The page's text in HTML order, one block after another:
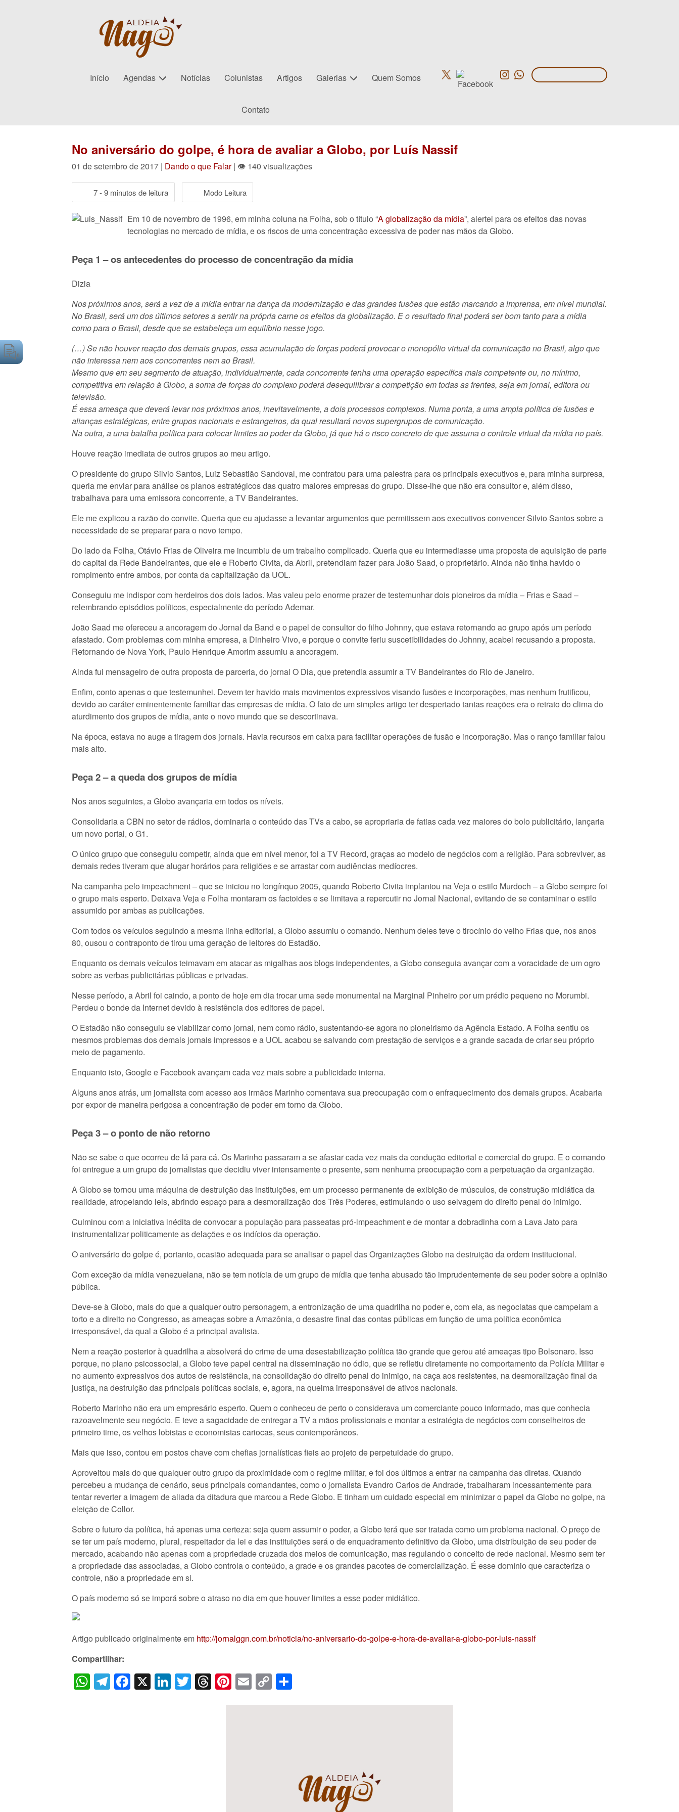
Início Agendas Notícias Colunistas Artigos Galerias Quem Somos
Contato
No aniversário do golpe, é hora de avaliar a Globo, por Luís Nassif
01 de setembro de 2017 | Dando o que Falar| 👁 140 visualizações
7 - 9 minutos de leitura Modo Leitura
Em 10 de novembro de 1996, em minha coluna na Folha, sob o título “A globalização da mídia”, alertei para os efeitos das novas
tecnologias no mercado de mídia, e os riscos de uma concentração excessiva de poder nas mãos da Globo.
Peça 1 – os antecedentes do processo de concentração da mídia
Dizia
Nos próximos anos, será a vez de a mídia entrar na dança da modernização e das grandes fusões que estão marcando a imprensa, em nível mundial.
No Brasil, será um dos últimos setores a sentir na própria carne os efeitos da globalização. E o resultado final poderá ser bom tanto para a mídia
como para o Brasil, desde que se estabeleça um equilíbrio nesse jogo.
(…) Se não houver reação dos demais grupos, essa acumulação de forças poderá provocar o monopólio virtual da comunicação no Brasil, algo que
não interessa nem aos concorrentes nem ao Brasil.
Mesmo que em seu segmento de atuação, individualmente, cada concorrente tenha uma operação específica mais competente ou, no mínimo,
competitiva em relação à Globo, a soma de forças do complexo poderá desequilibrar a competição em todas as frentes, seja em jornal, editora ou
televisão.
É essa ameaça que deverá levar nos próximos anos, inevitavelmente, a dois processos complexos. Numa ponta, a uma ampla política de fusões e
alianças estratégicas, entre grupos nacionais e estrangeiros, da qual resultará novos supergrupos de comunicação.
Na outra, a uma batalha política para colocar limites ao poder da Globo, já que há o risco concreto de que assuma o controle virtual da mídia no país.
Houve reação imediata de outros grupos ao meu artigo.
O presidente do grupo Silvio Santos, Luiz Sebastião Sandoval, me contratou para uma palestra para os principais executivos e, para minha surpresa,
queria me enviar para análise os planos estratégicos das quatro maiores empresas do grupo. Disse-lhe que não era consultor e, além disso,
trabalhava para uma emissora concorrente, a TV Bandeirantes.
Ele me explicou a razão do convite. Queria que eu ajudasse a levantar argumentos que permitissem aos executivos convencer Silvio Santos sobre a
necessidade de se preparar para o novo tempo.
Do lado da Folha, Otávio Frias de Oliveira me incumbiu de um trabalho complicado. Queria que eu intermediasse uma proposta de aquisição de parte
do capital da Rede Bandeirantes, que ele e Roberto Civita, da Abril, pretendiam fazer para João Saad, o proprietário. Ainda não tinha havido o
rompimento entre ambos, por conta da capitalização da UOL.
Conseguiu me indispor com herdeiros dos dois lados. Mas valeu pelo enorme prazer de testemunhar dois pioneiros da mídia – Frias e Saad –
relembrando episódios políticos, especialmente do período Ademar.
João Saad me ofereceu a ancoragem do Jornal da Band e o papel de consultor do filho Johnny, que estava retornando ao grupo após um período
afastado. Com problemas com minha empresa, a Dinheiro Vivo, e porque o convite feriu suscetibilidades do Johnny, acabei recusando a proposta.
Retornando de Nova York, Paulo Henrique Amorim assumiu a ancoragem.
Ainda fui mensageiro de outra proposta de parceria, do jornal O Dia, que pretendia assumir a TV Bandeirantes do Rio de Janeiro.
Enfim, conto apenas o que testemunhei. Devem ter havido mais movimentos expressivos visando fusões e incorporações, mas nenhum frutificou,
devido ao caráter eminentemente familiar das empresas de mídia. O fato de um simples artigo ter despertado tantas reações era o retrato do clima do
aturdimento dos grupos de mídia, ante o novo mundo que se descortinava.
Na época, estava no auge a tiragem dos jornais. Havia recursos em caixa para facilitar operações de fusão e incorporação. Mas o ranço familiar falou
mais alto.
Peça 2 – a queda dos grupos de mídia
Nos anos seguintes, a Globo avançaria em todos os níveis.
Consolidaria a CBN no setor de rádios, dominaria o conteúdo das TVs a cabo, se apropriaria de fatias cada vez maiores do bolo publicitário, lançaria
um novo portal, o G1.
O único grupo que conseguiu competir, ainda que em nível menor, foi a TV Record, graças ao modelo de negócios com a religião. Para sobreviver, as
demais redes tiveram que alugar horários para religiões e se arrastar com audiências medíocres.
Na campanha pelo impeachment – que se iniciou no longínquo 2005, quando Roberto Civita implantou na Veja o estilo Murdoch – a Globo sempre foi
o grupo mais esperto. Deixava Veja e Folha montaram os factoides e se limitava a repercutir no Jornal Nacional, evitando de se contaminar o estilo
assumido por ambas as publicações.
Com todos os veículos seguindo a mesma linha editorial, a Globo assumiu o comando. Nenhum deles teve o tirocínio do velho Frias que, nos anos
80, ousou o contraponto de tirou uma geração de leitores do Estadão.
Enquanto os demais veículos teimavam em atacar as migalhas aos blogs independentes, a Globo conseguia avançar com a voracidade de um ogro
sobre as verbas publicitárias públicas e privadas.
Nesse período, a Abril foi caindo, a ponto de hoje em dia trocar uma sede monumental na Marginal Pinheiro por um prédio pequeno no Morumbi.
Perdeu o bonde da Internet devido à resistência dos editores de papel.
O Estadão não conseguiu se viabilizar como jornal, nem como rádio, sustentando-se agora no pioneirismo da Agência Estado. A Folha sentiu os
mesmos problemas dos demais jornais impressos e a UOL acabou se salvando com prestação de serviços e a grande sacada de criar seu próprio
meio de pagamento.
Enquanto isto, Google e Facebook avançam cada vez mais sobre a publicidade interna.
Alguns anos atrás, um jornalista com acesso aos irmãos Marinho comentava sua preocupação com o enfraquecimento dos demais grupos. Acabaria
por expor de maneira perigosa a concentração de poder em torno da Globo.
Peça 3 – o ponto de não retorno
Não se sabe o que ocorreu de lá para cá. Os Marinho passaram a se afastar cada vez mais da condução editorial e comercial do grupo. E o comando
foi entregue a um grupo de jornalistas que decidiu viver intensamente o presente, sem nenhuma preocupação com a perpetuação da organização.
A Globo se tornou uma máquina de destruição das instituições, em um processo permanente de exibição de músculos, de construção midiática da
realidade, atropelando leis, abrindo espaço para a desmoralização dos Três Poderes, estimulando o uso selvagem do direito penal do inimigo.
Culminou com a iniciativa inédita de convocar a população para passeatas pró-impeachment e de montar a dobradinha com a Lava Jato para
instrumentalizar politicamente as delações e os indícios da operação.
O aniversário do golpe é, portanto, ocasião adequada para se analisar o papel das Organizações Globo na destruição da ordem institucional.
Com exceção da mídia venezuelana, não se tem notícia de um grupo de mídia que tenha abusado tão imprudentemente de seu poder sobre a opinião
pública.
Deve-se à Globo, mais do que a qualquer outro personagem, a entronização de uma quadrilha no poder e, com ela, as negociatas que campeiam a
torto e a direito no Congresso, as ameaças sobre a Amazônia, o desastre final das contas públicas em função de uma política econômica
irresponsável, da qual a Globo é a principal avalista.
Nem a reação posterior à quadrilha a absolverá do crime de uma desestabilização política tão grande que gerou até ameaças tipo Bolsonaro. Isso
porque, no plano psicossocial, a Globo teve papel central na disseminação no ódio, que se refletiu diretamente no comportamento da Polícia Militar e
no aumento expressivos dos autos de resistência, na consolidação do direito penal do inimigo, na caça aos resistentes, na desmoralização final da
justiça, na destruição das principais políticas sociais, e, agora, na queima irresponsável de ativos nacionais.
Roberto Marinho não era um empresário esperto. Quem o conheceu de perto o considerava um comerciante pouco informado, mas que conhecia
razoavelmente seu negócio. E teve a sagacidade de entregar a TV a mãos profissionais e montar a estratégia de negócios com conselheiros de
primeiro time, os velhos lobistas e economistas cariocas, seus contemporâneos.
Mais que isso, contou em postos chave com chefias jornalísticas fieis ao projeto de perpetuidade do grupo.
Aproveitou mais do que qualquer outro grupo da proximidade com o regime militar, e foi dos últimos a entrar na campanha das diretas. Quando
percebeu a mudança de cenário, seus principais comandantes, como o jornalista Evandro Carlos de Andrade, trabalharam incessantemente para
tentar reverter a imagem de aliada da ditadura que marcou a Rede Globo. E tinham um cuidado especial em minimizar o papel da Globo no golpe, na
eleição de Collor.
Sobre o futuro da política, há apenas uma certeza: seja quem assumir o poder, a Globo terá que ser tratada como um problema nacional. O preço de
se ter um país moderno, plural, respeitador da lei e das instituições será o de enquadramento definitivo da Globo, uma distribuição de seu poder de
mercado, acabando não apenas com a propriedade cruzada dos meios de comunicação, mas regulando o conceito de rede nacional. Mesmo sem ter
a propriedade das associadas, a Globo controla o conteúdo, a grade e os grandes pacotes de comercialização. É esse domínio que caracteriza o
controle, não a propriedade em si.
O país moderno só se imporá sobre o atraso no dia em que houver limites a esse poder midiático.
Artigo publicado originalmente em http://jornalggn.com.br/noticia/no-aniversario-do-golpe-e-hora-de-avaliar-a-globo-por-luis-nassif
Compartilhar:
WhatsApp
Telegram
Facebook
X LinkedIn
Twitter
Threads
Pinterest
Email
Copy
Link